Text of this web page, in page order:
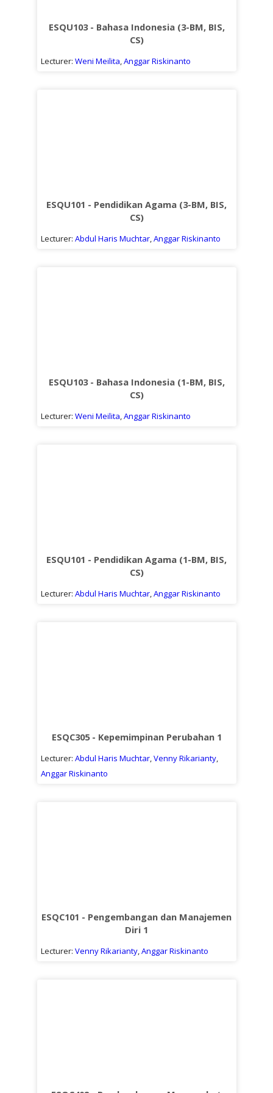
ESQU103 - Bahasa Indonesia (3-BM, BIS,
CS)
Lecturer: Weni Meilita Anggar Riskinanto
ESQU101 - Pendidikan Agama (3-BM, BIS,
CS)
Lecturer: Abdul Haris Muchtar, Anggar Riskinanto
ESQU103 - Bahasa Indonesia (1-BM, BIS,
CS)
Lecturer: Weni Meilita Anggar Riskinanto
ESQU101 - Pendidikan Agama (1-BM, BIS,
CS)
Lecturer: Abdul Haris Muchtar, Anggar Riskinanto
ESQC305 - Kepemimpinan Perubahan 1
Lecturer: Abdul Haris Muchtar, Venny Rikarianty,
Anggar Riskinanto
ESQC101 - Pengembangan dan Manajemen
Diri 1
Lecturer: Venny Rikarianty, Anggar Riskinanto